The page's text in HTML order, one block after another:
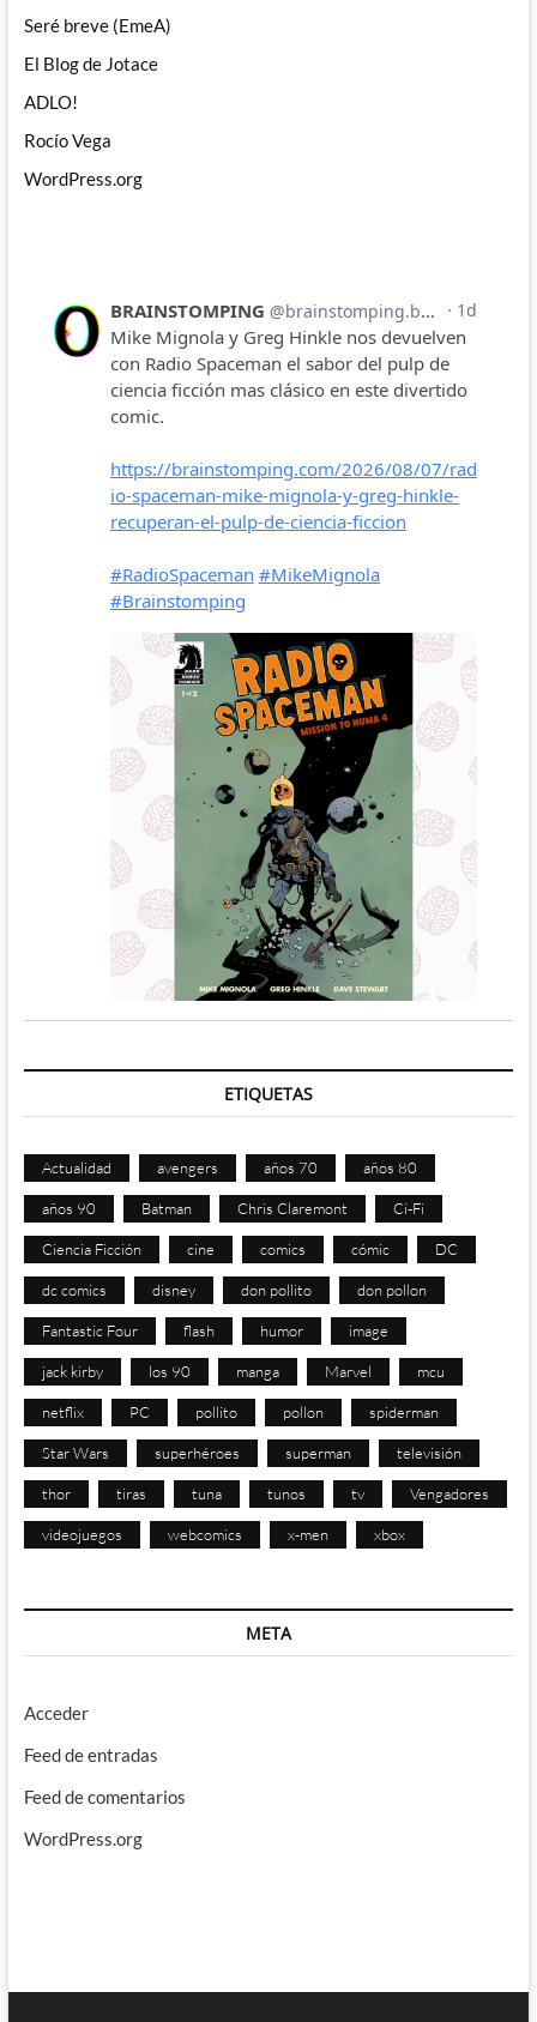
Seré breve (EmeA)
El Blog de Jotace
ADLO!
Rocío Vega
WordPress.org
ETIQUETAS
Actualidad avengers años 70 años 80
años 90 Batman Chris Claremont Ci-Fi
Ciencia Ficción cine comics cómic DC
dc comics disney don pollito don pollon
Fantastic Four flash humor image
jack kirby los 90 manga Marvel mcu
netflix PC pollito pollon spiderman
Star Wars superhéroes superman televisión
thor tiras tuna tunos tv Vengadores
videojuegos webcomics x-men xbox
META
Acceder
Feed de entradas
Feed de comentarios
WordPress.org